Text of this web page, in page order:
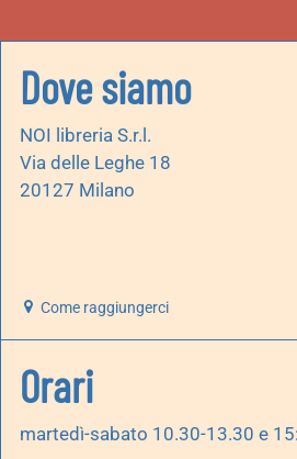
Dove siamo
NOI libreria S.r.l.
Via delle Leghe 18
20127 Milano
Come raggiungerci
Orari
martedì-sabato 10.30-13.30 e